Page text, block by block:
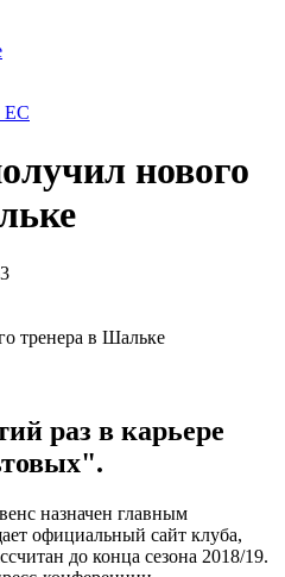
ЕС
нового
раз в карьере
назначен главным
официальный сайт клуба,
до конца сезона 2018/19.